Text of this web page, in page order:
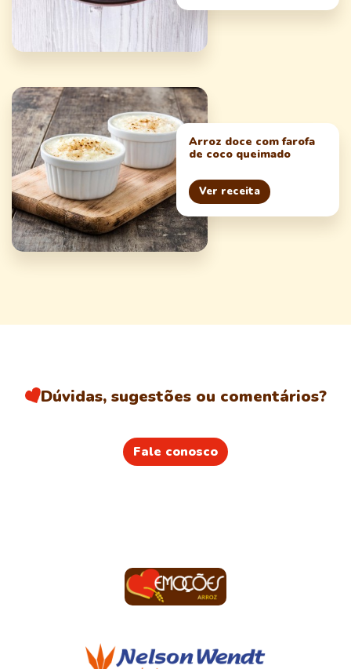
Arroz doce com farofa
de coco queimado
Ver receita
Dúvidas, sugestões ou comentários?
Fale conosco